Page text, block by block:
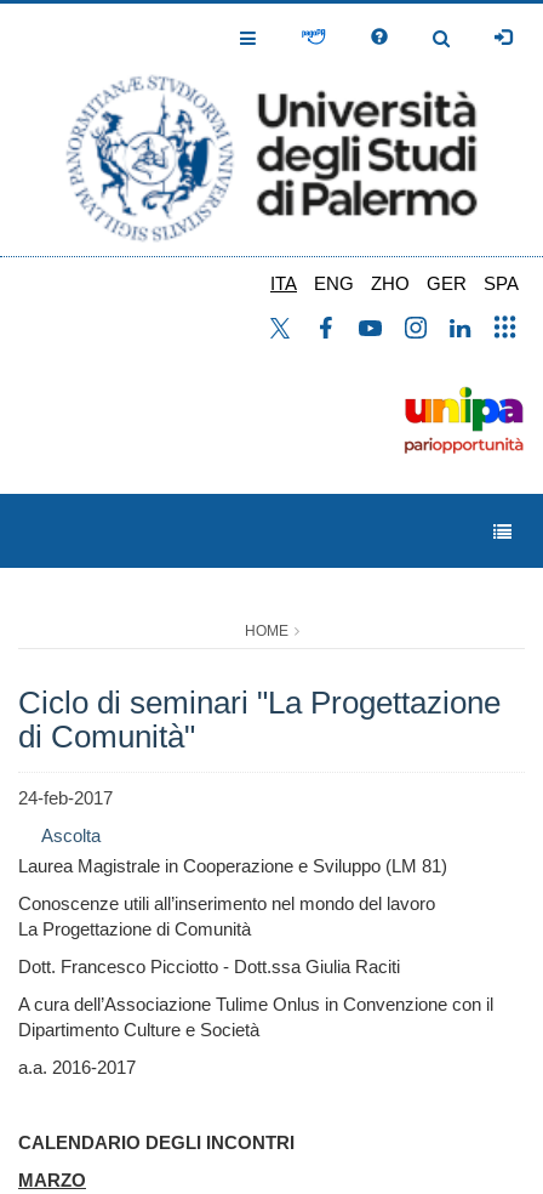
Toggle
Toggle
ITA ENG ZHO GER SPA
HOME
Ciclo di seminari "La Progettazione
di Comunità"
24-feb-2017
Ascolta
Laurea Magistrale in Cooperazione e Sviluppo (LM 81)
Conoscenze utili all’inserimento nel mondo del lavoro
La Progettazione di Comunità
Dott. Francesco Picciotto - Dott.ssa Giulia Raciti
A cura dell’Associazione Tulime Onlus in Convenzione con il
Dipartimento Culture e Società
a.a. 2016-2017
CALENDARIO DEGLI INCONTRI
MARZO